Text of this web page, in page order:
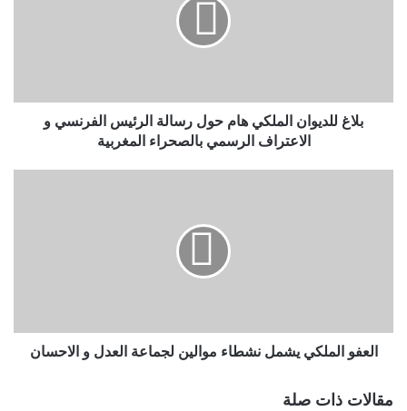
بلاغ للديوان الملكي هام حول رسالة الرئيس الفرنسي و
الاعتراف الرسمي بالصحراء المغربية
العفو الملكي يشمل نشطاء موالين لجماعة العدل و الاحسان
مقالات ذات صلة